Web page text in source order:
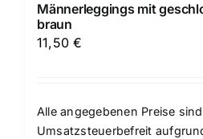
Männerleggings mit
braun
11,50€
Alle angegebenen Preise sind
Umsatzsteuerbefreit